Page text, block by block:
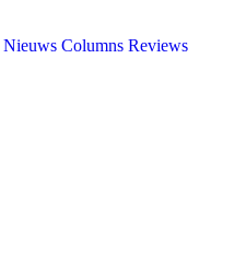
Nieuws Columns Reviews